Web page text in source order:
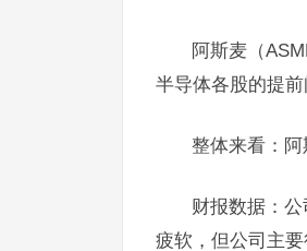
阿斯麦（
半导体各股的提前
整体来看：阿
财报数据：
疲软，但公司主